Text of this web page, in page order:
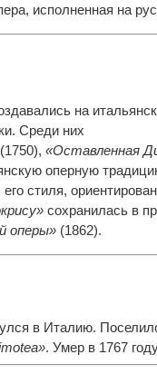
исполненная на
на
Среди них
(1750), «Оставленная
оперную
стиля,
сохранилась в
оперы» (1862).
в Италию.
. Умер в 1767